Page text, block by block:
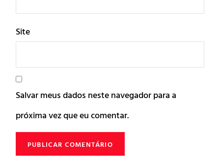
Site
Salvar meus dados neste navegador para a
próxima vez que eu comentar.